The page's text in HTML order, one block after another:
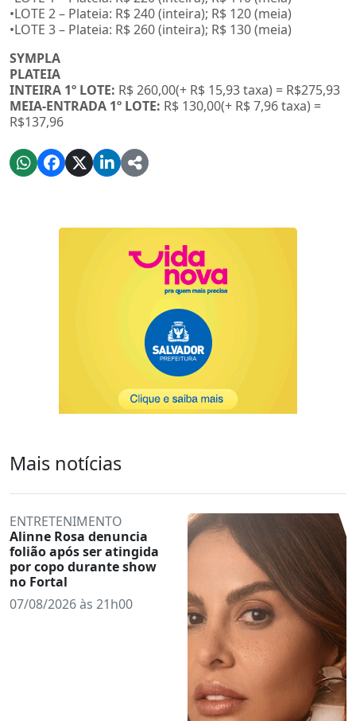
•LOTE 2 – Plateia: R$ 240 (inteira); R$ 120 (meia)
•LOTE 3 – Plateia: R$ 260 (inteira); R$ 130 (meia)
SYMPLA
PLATEIA
INTEIRA 1º LOTE: R$ 260,00(+ R$ 15,93 taxa) = R$275,93
MEIA-ENTRADA 1º LOTE: R$ 130,00(+ R$ 7,96 taxa) =
R$137,96
Mais notícias
ENTRETENIMENTO
Alinne Rosa denuncia
folião após ser atingida
por copo durante show
no Fortal
07/08/2026 às 21h00